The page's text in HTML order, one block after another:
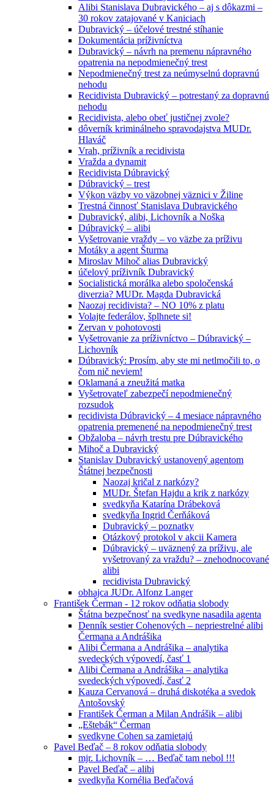
Alibi Stanislava Dubravického – aj s dôkazmi –
30 rokov zatajované v Kaniciach
Dubravický – účelové trestné stíhanie
Dokumentácia príživníctva
Dubravický – návrh na premenu nápravného
opatrenia na nepodmienečný trest
Nepodmienečný trest za neúmyselnú dopravnú
nehodu
Recidivista Dubravický – potrestaný za dopravnú
nehodu
Recidivista, alebo obeť justičnej zvole?
dôverník kriminálneho spravodajstva MUDr.
Hlaváč
Vrah, príživník a recidivista
Vražda a dynamit
Recidivista Dúbravický
Dúbravický – trest
Výkon väzby vo väzobnej väznici v Žiline
Trestná činnosť Stanislava Dubravického
Dubravický, alibi, Lichovník a Noška
Dúbravický – alibi
Vyšetrovanie vraždy – vo väzbe za príživu
Motáky a agent Šturma
Miroslav Mihoč alias Dubravický
účelový príživník Dubravický
Socialistická morálka alebo spoločenská
diverzia? MUDr. Magda Dubravická
Naozaj recidivista? – NO 10% z platu
Volajte federálov, šplhnete si!
Zervan v pohotovosti
Vyšetrovanie za príživníctvo – Dúbravický –
Lichovník
Dúbravický: Prosím, aby ste mi netlmočili to, o
čom nič neviem!
Oklamaná a zneužitá matka
Vyšetrovateľ zabezpečí nepodmienečný
rozsudok
recidivista Dúbravický – 4 mesiace nápravného
opatrenia premenené na nepodmienečný trest
Obžaloba – návrh trestu pre Dúbravického
Mihoč a Dubravický
Stanislav Dubravický ustanovený agentom
Štátnej bezpečnosti
Naozaj kričal z narkózy?
MUDr. Štefan Hajdu a krik z narkózy
svedkyňa Katarína Drábeková
svedkyňa Ingrid Čerňáková
Dubravický – poznatky
Otázkový protokol v akcii Kamera
Dúbravický – uväznený za príživu, ale
vyšetrovaný za vraždu? – znehodnocované
alibi
recidivista Dubravický
obhajca JUDr. Alfonz Langer
František Čerman - 12 rokov odňatia slobody
Štátna bezpečnosť na svedkyne nasadila agenta
Denník sestier Cohenových – nepriestrelné alibi
Čermana a Andrášika
Alibi Čermana a Andrášika – analytika
svedeckých výpovedí, časť 1
Alibi Čermana a Andrášika – analytika
svedeckých výpovedí, časť 2
Kauza Cervanová – druhá diskotéka a svedok
Antošovský
František Čerman a Milan Andrášik – alibi
„Eštebák“ Čerman
svedkyne Cohen sa zamietajú
Pavel Beďač – 8 rokov odňatia slobody
mjr. Lichovník – … Beďač tam nebol !!!
Pavel Beďač – alibi
svedkyňa Kornélia Beďačová